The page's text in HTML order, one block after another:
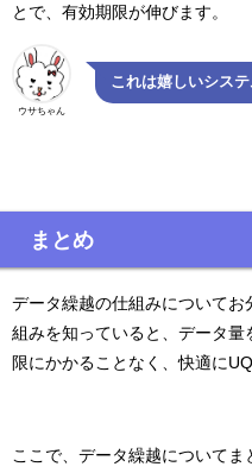
とで、有効期限が伸びます。
ウサちゃん
これは嬉しいシステ
まとめ
データ繰越の仕組みについて
組みを知っていると、データ量
限にかかることなく、快適に
ここで、データ繰越についてま